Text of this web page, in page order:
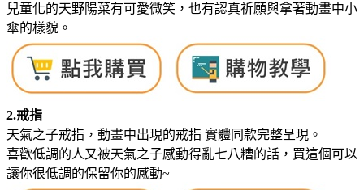
兒童化的天野陽菜有可愛微笑，也有認真祈願與拿著動畫中小
傘的樣貌。
2.戒指
天氣之子戒指，動畫中出現的戒指 實體同款完整呈現。
喜歡低調的人又被天氣之子感動得亂七八糟的話，買這個可以
讓你很低調的保留你的感動~